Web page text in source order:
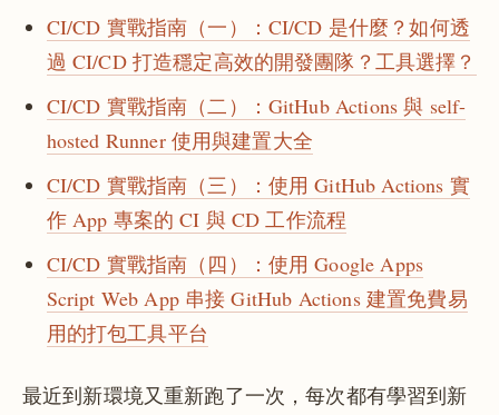
CI/CD 實戰指南（一）：CI/CD 是什麼？如何透
過 CI/CD 打造穩定高效的開發團隊？工具選擇？
CI/CD 實戰指南（二）：GitHub Actions 與 self-
hosted Runner 使用與建置大全
CI/CD 實戰指南（三）：使用 GitHub Actions 實
作 App 專案的 CI 與 CD 工作流程
CI/CD 實戰指南（四）：使用 Google Apps
Script Web App 串接 GitHub Actions 建置免費易
用的打包工具平台
最近到新環境又重新跑了一次，每次都有學習到新